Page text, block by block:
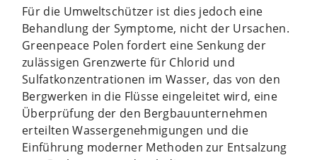
Für die Umweltschützer ist dies jedoch eine
Behandlung der Symptome, nicht der Ursachen.
Greenpeace Polen fordert eine Senkung der
zulässigen Grenzwerte für Chlorid und
Sulfatkonzentrationen im Wasser, das von den
Bergwerken in die Flüsse eingeleitet wird, eine
Überprüfung der den Bergbauunternehmen
erteilten Wassergenehmigungen und die
Einführung moderner Methoden zur Entsalzung